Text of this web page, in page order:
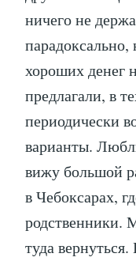
ничего не
хороших денег
предлагали, в
периодически
варианты.
вижу большой
в Чебоксарах,
родственники.
туда